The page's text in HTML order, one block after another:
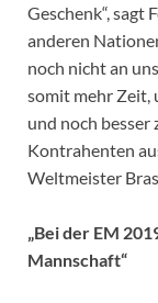
Geschenk“, sagt
anderen
noch nicht an
somit mehr Zeit,
und noch besser
Kontrahenten
Weltmeister
„Bei der EM
Mannschaft“